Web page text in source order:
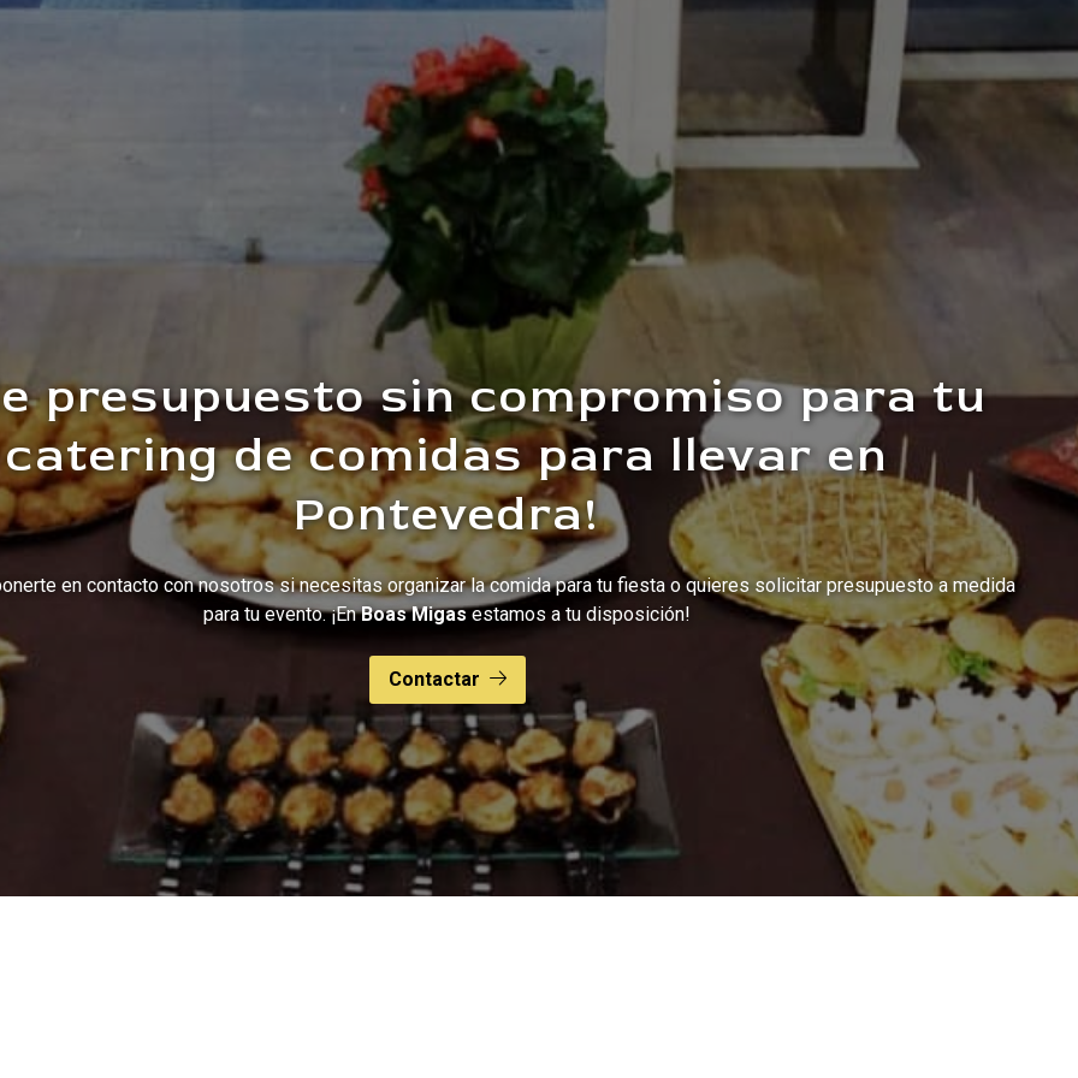
presupuesto sin compromiso para tu
catering de comidas para llevar en
Pontevedra!
en contacto con nosotros si necesitas organizar la comida para tu fiesta o quieres solicitar presupuesto a medida
para tu evento. ¡EnBoas Migasestamos a tu disposición!
Contactar